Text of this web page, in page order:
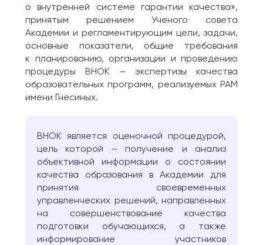
о внутренней системе гарантии качества»,
принятым решением Ученого совета
Академии и регламентирующим цели, задачи,
основные показатели, общие требования
к планированию, организации и проведению
процедуры ВНОК – экспертизы качества
образовательных программ, реализуемых РАМ
имени Гнесиных.
ВНОК является оценочной процедурой,
цель которой – получение и анализ
объективной информации о состоянии
качества образования в Академии для
принятия своевременных
управленческих решений, направленных
на совершенствование качества
подготовки обучающихся, а также
информирование участников